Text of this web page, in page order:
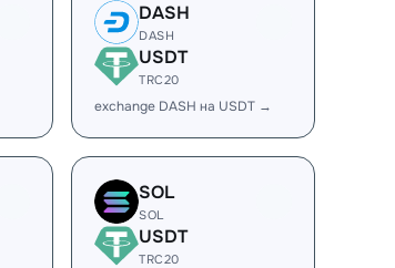
DASH
DASH
USDT
TRC20
exchange DASH на USDT →
SOL
SOL
USDT
TRC20